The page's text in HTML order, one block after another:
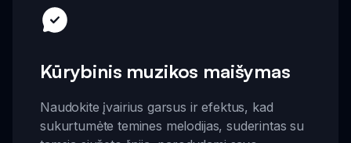
Kūrybinis muzikos maišymas
Naudokite įvairius garsus ir efektus, kad
sukurtumėte temines melodijas, suderintas su